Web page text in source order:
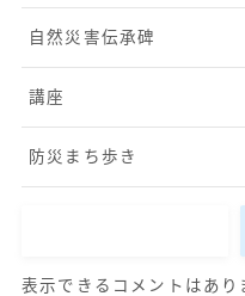
自然災害伝承碑
講座
防災まち歩き
表示できるコメントはあり